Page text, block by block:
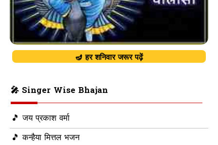
🪔 हर शनिवार जरूर पढ़ें
🎤 Singer Wise Bhajan
🎵 जय प्रकाश वर्मा
🎵 कन्हैया मित्तल भजन